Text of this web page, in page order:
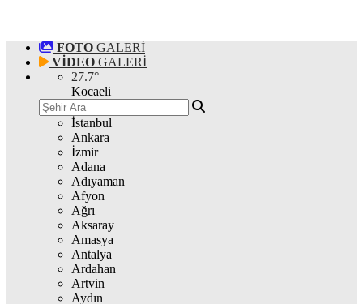
FOTO GALERİ
VİDEO GALERİ
27.7°
Kocaeli
İstanbul
Ankara
İzmir
Adana
Adıyaman
Afyon
Ağrı
Aksaray
Amasya
Antalya
Ardahan
Artvin
Aydın